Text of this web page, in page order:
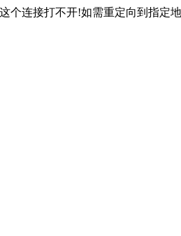
个连接打不开!如需重定向到指定